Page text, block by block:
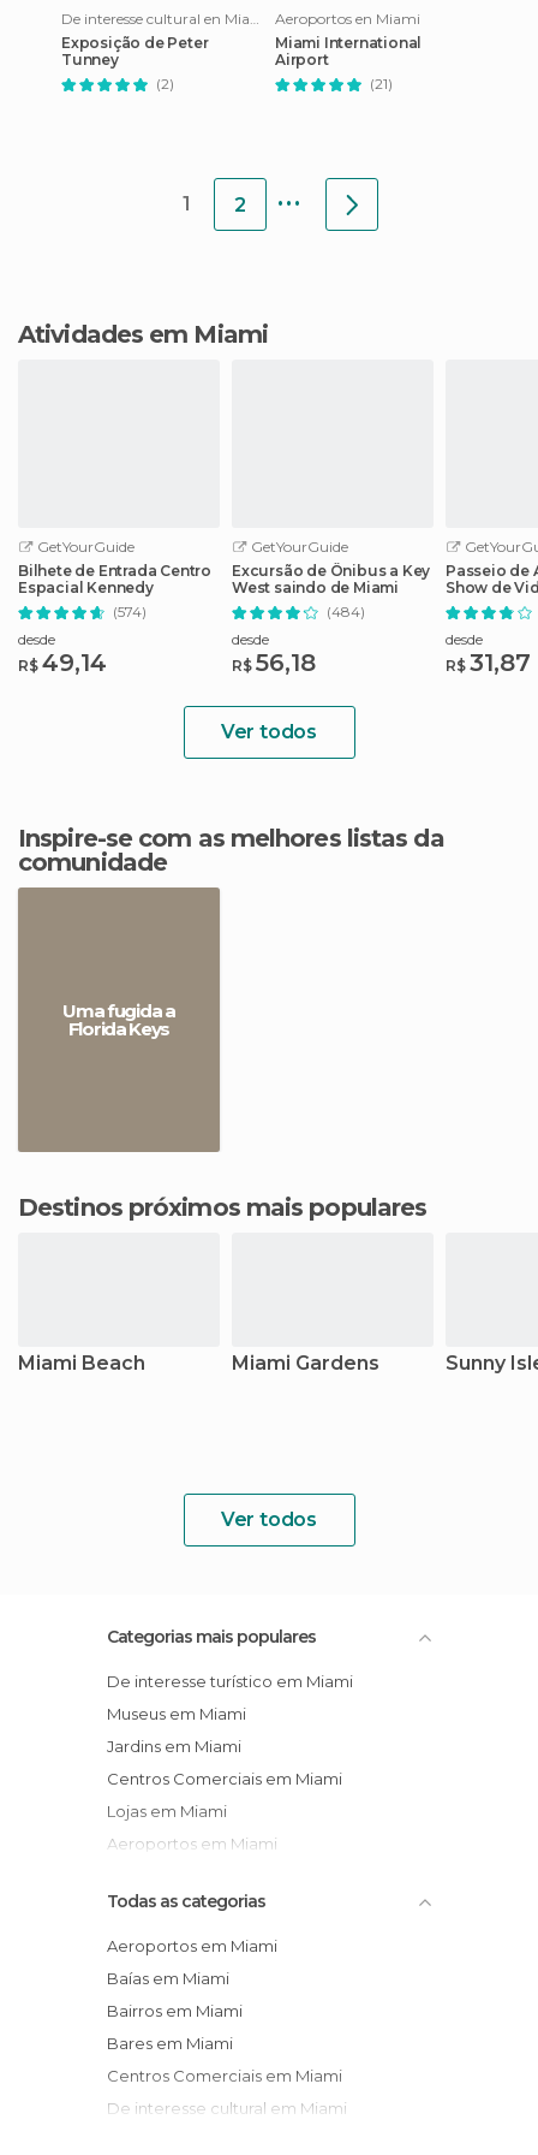
De interesse cultural en Miami
Exposição de Peter
Tunney
(2)
Aeroportos en Miami
Miami International
Airport
(21)
1 2 ...
Atividades em Miami
GetYourGuide
Bilhete de Entrada Centro
Espacial Kennedy
(574)
desde
R$ 49,14
GetYourGuide
Excursão de Ônibus a Key
West saindo de Miami
(484)
desde
R$ 56,18
Passeio de
Show de
em
desde
R$ 31,87
Ver todos
Inspire-se com as melhores listas da
comunidade
Uma fugida a
Florida Keys
Destinos próximos mais populares
Miami Beach Miami Gardens Sunny
Ver todos
Categorias mais populares
De interesse turístico em Miami
Museus em Miami
Jardins em Miami
Centros Comerciais em Miami
Lojas em Miami
Aeroportos em Miami
Todas as categorias
Aeroportos em Miami
Baías em Miami
Bairros em Miami
Bares em Miami
Centros Comerciais em Miami
De interesse cultural em Miami